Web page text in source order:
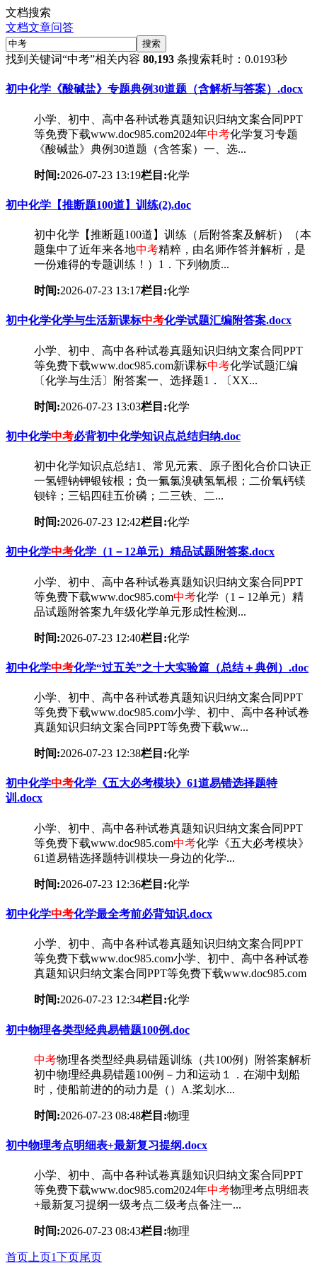
文档搜索
文档文章问答
搜索
找到关键词“中考”相关内容 80,193 条搜索耗时：0.0193秒
初中化学《酸碱盐》专题典例30道题（含解析与答案）.docx
小学、初中、高中各种试卷真题知识归纳文案合同PPT
等免费下载www.doc985.com2024年中考化学复习专题
《酸碱盐》典例30道题（含答案）一、选...
时间:2026-07-23 13:19栏目:化学
初中化学【推断题100道】训练(2).doc
初中化学【推断题100道】训练（后附答案及解析）（本
题集中了近年来各地中考精粹，由名师作答并解析，是
一份难得的专题训练！）1．下列物质...
时间:2026-07-23 13:17栏目:化学
初中化学化学与生活新课标中考化学试题汇编附答案.docx
小学、初中、高中各种试卷真题知识归纳文案合同PPT
等免费下载www.doc985.com新课标中考化学试题汇编
〔化学与生活〕附答案一、选择题1．〔XX...
时间:2026-07-23 13:03栏目:化学
初中化学中考必背初中化学知识点总结归纳.doc
初中化学知识点总结1、常见元素、原子图化合价口诀正
一氢锂钠钾银铵根；负一氟氯溴碘氢氧根；二价氧钙镁
钡锌；三铝四硅五价磷；二三铁、二...
时间:2026-07-23 12:42栏目:化学
初中化学中考化学（1－12单元）精品试题附答案.docx
小学、初中、高中各种试卷真题知识归纳文案合同PPT
等免费下载www.doc985.com中考化学（1－12单元）精
品试题附答案九年级化学单元形成性检测...
时间:2026-07-23 12:40栏目:化学
初中化学中考化学“过五关”之十大实验篇（总结＋典例）.doc
小学、初中、高中各种试卷真题知识归纳文案合同PPT
等免费下载www.doc985.com小学、初中、高中各种试卷
真题知识归纳文案合同PPT等免费下载ww...
时间:2026-07-23 12:38栏目:化学
初中化学中考化学《五大必考模块》61道易错选择题特
训.docx
小学、初中、高中各种试卷真题知识归纳文案合同PPT
等免费下载www.doc985.com中考化学《五大必考模块》
61道易错选择题特训模块一身边的化学...
时间:2026-07-23 12:36栏目:化学
初中化学中考化学最全考前必背知识.docx
小学、初中、高中各种试卷真题知识归纳文案合同PPT
等免费下载www.doc985.com小学、初中、高中各种试卷
真题知识归纳文案合同PPT等免费下载www.doc985.com
时间:2026-07-23 12:34栏目:化学
初中物理各类型经典易错题100例.doc
中考物理各类型经典易错题训练（共100例）附答案解析
初中物理经典易错题100例－力和运动１．在湖中划船
时，使船前进的的动力是（）A.桨划水...
时间:2026-07-23 08:48栏目:物理
初中物理考点明细表+最新复习提纲.docx
小学、初中、高中各种试卷真题知识归纳文案合同PPT
等免费下载www.doc985.com2024年中考物理考点明细表
+最新复习提纲一级考点二级考点备注一...
时间:2026-07-23 08:43栏目:物理
首页 上页1下页尾页